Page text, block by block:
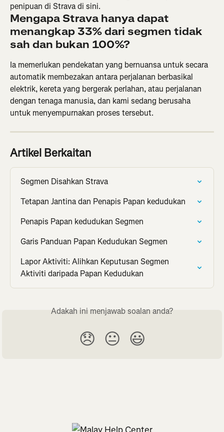
penipuan di Strava di sini.
Mengapa Strava hanya dapat
menangkap 33% dari segmen tidak
sah dan bukan 100%?
Ia memerlukan pendekatan yang bernuansa untuk secara
automatik membezakan antara perjalanan berbasikal
elektrik, kereta yang bergerak perlahan, atau perjalanan
dengan tenaga manusia, dan kami sedang berusaha
untuk menyempurnakan proses tersebut.
Artikel Berkaitan
Segmen Disahkan Strava
Tetapan Jantina dan Penapis Papan kedudukan
Penapis Papan kedudukan Segmen
Garis Panduan Papan Kedudukan Segmen
Lapor Aktiviti: Alihkan Keputusan Segmen
Aktiviti daripada Papan Kedudukan
Adakah ini menjawab soalan anda?
😞 😐 😃